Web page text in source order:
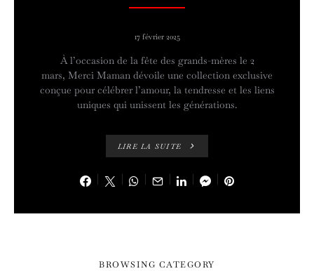
17 février 2025
À l’occasion de la fête des grands-mères le 2
mars, Merci Maman dévoile une collection exclusive
conçue pour célébrer l’amour, la tendresse et les liens
uniques qui unissent les générations.
LIRE LA SUITE
BROWSING CATEGORY